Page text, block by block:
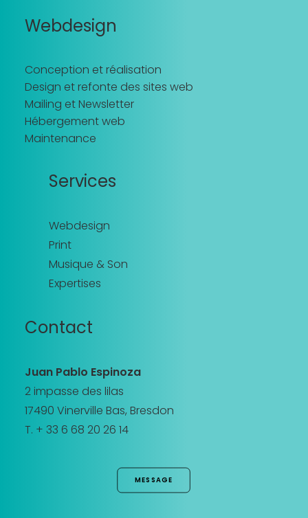
Webdesign
Conception et réalisation
Design et refonte des sites web
Mailing et Newsletter
Hébergement web
Maintenance
Services
Webdesign
Print
Musique & Son
Expertises
Contact
Juan Pablo Espinoza
2 impasse des lilas
17490 Vinerville Bas, Bresdon
T. + 33 6 68 20 26 14
MESSAGE